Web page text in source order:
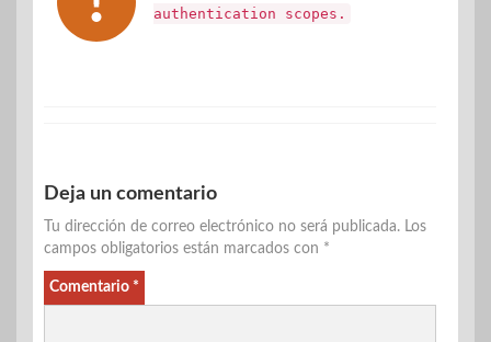
authentication scopes.
Deja un comentario
Tu dirección de correo electrónico no será publicada. Los
campos obligatorios están marcados con *
Comentario *